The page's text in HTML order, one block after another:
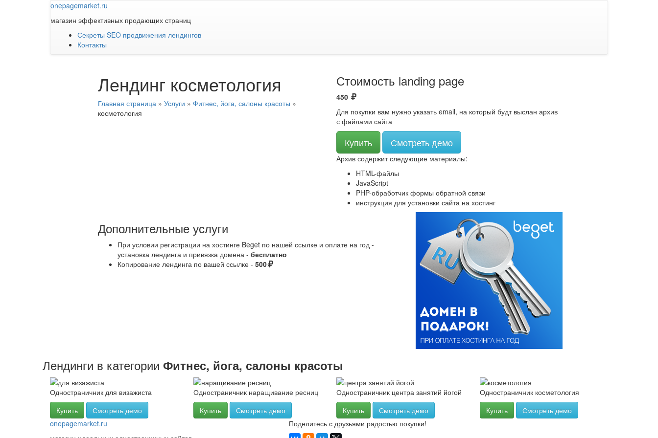
onepagemarket.ru
магазин эффективных продающих страниц
Секреты SEO продвижения лендингов
Контакты
Лендинг косметология
Главная страница» Услуги » Фитнес, йога, салоны красоты »
косметология
Стоимость landing page
450
Для покупки вам нужно указать email, на который будт выслан архив
с файлами сайта
Купить Смотреть демо
Архив содержит следующие материалы:
HTML-файлы
JavaScript
PHP-обработчик формы обратной связи
инструкция для установки сайта на хостинг
Дополнительные услуги
При условии регистрации на хостинге Beget по нашей ссылке и оплате на год -
установка лендинга и привязка домена - бесплатно
Копирование лендинга по вашей ссылке - 500
Лендинги в категории Фитнес, йога, салоны красоты
Одностраничник для визажиста
Купить
Смотреть демо
Одностраничник наращивание ресниц
Купить
Смотреть демо
Одностраничник центра занятий йогой
Купить
Смотреть демо
Одностраничник косметология
Купить
Смотреть демо
onepagemarket.ru
Поделитесь с друзьями радостью покупки!